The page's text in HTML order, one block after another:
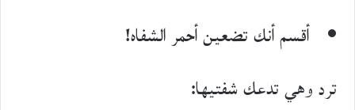
أقسم أنك تضعين أحمر الشفاه!
ترد وهي تدعك شفتيها: